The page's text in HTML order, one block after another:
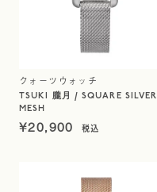
クォーツウォッチ
TSUKI 朧月 / SQUARE SILVER
MESH
¥20,900